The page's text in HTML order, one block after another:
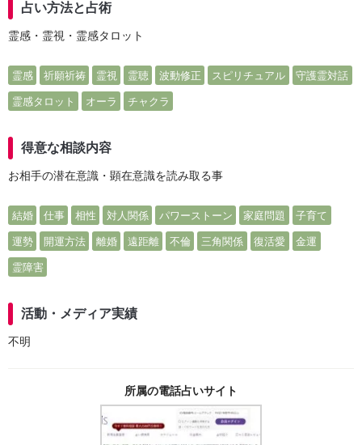
占い方法と占術
霊感・霊視・霊感タロット
霊感 祈願祈祷 霊視 霊聴 波動修正 スピリチュアル 守護霊対話
霊感タロット オーラ チャクラ
得意な相談内容
お相手の潜在意識・顕在意識を読み取る事
結婚 仕事 相性 対人関係 パワーストーン 家庭問題 子育て
運勢 開運方法 離婚 遠距離 不倫 三角関係 復活愛 金運
霊障害
活動・メディア実績
不明
所属の電話占いサイト